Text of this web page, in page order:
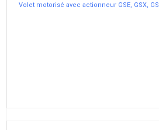
Volet motorisé avec actionneur GSE, GSX,